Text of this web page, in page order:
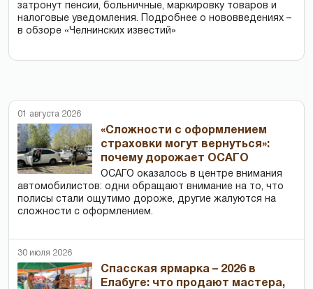
затронут пенсии, больничные, маркировку товаров и
налоговые уведомления. Подробнее о нововведениях –
в обзоре «Челнинских известий»
01 августа 2026
«Сложности с оформлением
страховки могут вернуться»:
почему дорожает ОСАГО
ОСАГО оказалось в центре внимания
автомобилистов: одни обращают внимание на то, что
полисы стали ощутимо дороже, другие жалуются на
сложности с оформлением.
30 июля 2026
Спасская ярмарка – 2026 в
Елабуге: что продают мастера,